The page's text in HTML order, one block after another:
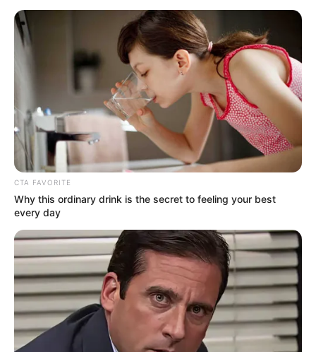
CTA FAVORITE
Why this ordinary drink is the secret to feeling your best
every day